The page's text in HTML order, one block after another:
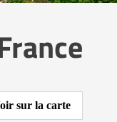
sur la carte